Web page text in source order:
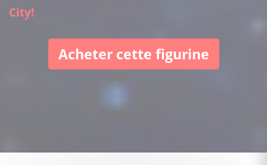
City!
Acheter cette figurine